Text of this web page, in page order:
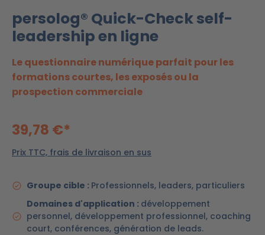
persolog® Quick-Check self-
leadership en ligne
Le questionnaire numérique parfait pour les
formations courtes, les exposés ou la
prospection commerciale
39,78 €*
Prix TTC, frais de livraison en sus
Groupe cible : Professionnels, leaders, particuliers
Domaines d'application : développement
personnel, développement professionnel, coaching
court, conférences, génération de leads.